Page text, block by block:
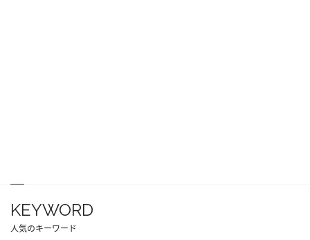
KEYWORD
人気のキーワード